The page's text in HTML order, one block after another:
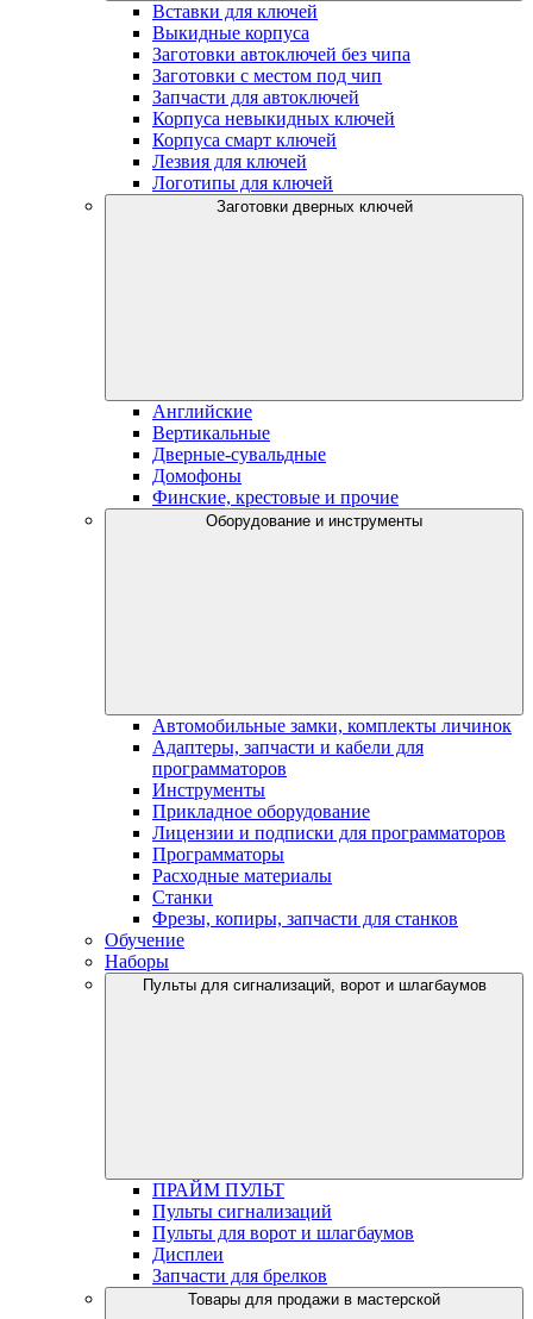
Вставки для ключей
Выкидные корпуса
Заготовки автоключей без чипа
Заготовки с местом под чип
Запчасти для автоключей
Корпуса невыкидных ключей
Корпуса смарт ключей
Лезвия для ключей
Логотипы для ключей
Заготовки дверных ключей
Английские
Вертикальные
Дверные-сувальдные
Домофоны
Финские, крестовые и прочие
Оборудование и инструменты
Автомобильные замки, комплекты личинок
Адаптеры, запчасти и кабели для
программаторов
Инструменты
Прикладное оборудование
Лицензии и подписки для программаторов
Программаторы
Расходные материалы
Станки
Фрезы, копиры, запчасти для станков
Обучение
Наборы
Пульты для сигнализаций, ворот и шлагбаумов
ПРАЙМ ПУЛЬТ
Пульты сигнализаций
Пульты для ворот и шлагбаумов
Дисплеи
Запчасти для брелков
Товары для продажи в мастерской